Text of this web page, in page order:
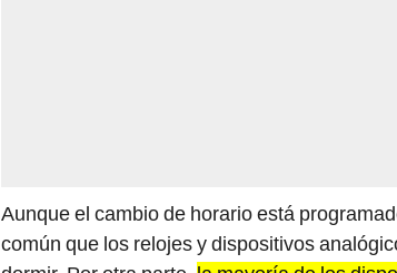
Aunque el cambio de horario está
común que los relojes y dispositivos